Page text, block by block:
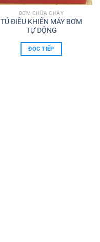
BƠM CHỮA CHÁY
TỦ ĐIỀU KHIỂN MÁY BƠM
TỰ ĐỘNG
ĐỌC TIẾP